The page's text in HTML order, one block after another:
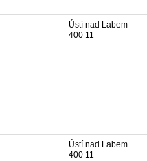
Ústí nad Labem
400 11
Ústí nad Labem
400 11